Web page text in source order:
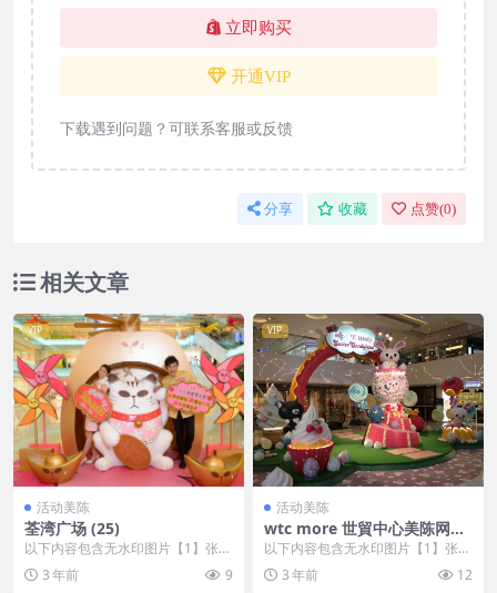
立即购买
开通VIP
下载遇到问题？可联系客服或反馈
分享 收藏 点赞(0)
相关文章
VIP
活动美陈
荃湾广场 (25)
以下内容包含无水印图片【1】张
，开通会员无障碍浏览 开通VIP会
员 3 年前 9
VIP
活动美陈
wtc more 世貿中心美陈网站
环球美陈网 (29)
以下内容包含无水印图片【1】张
，开通会员无障碍浏览 开通VIP会
员 3 年前 12